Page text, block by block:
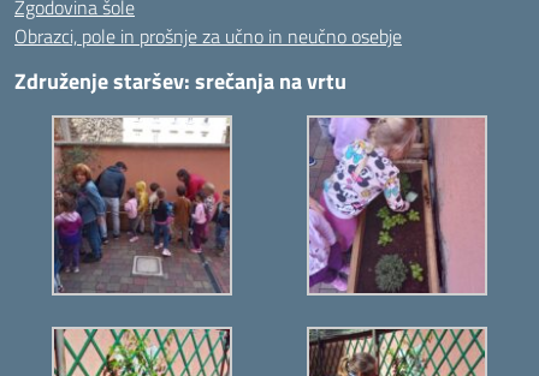
Zgodovina šole
Obrazci, pole in prošnje za učno in neučno osebje
Združenje staršev: srečanja na vrtu